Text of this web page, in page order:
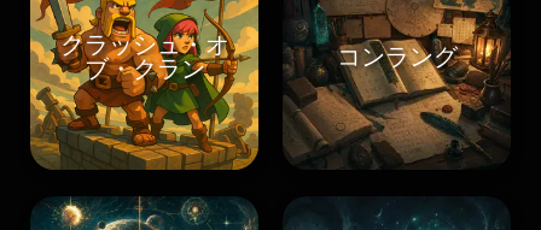
クラッシュ・オ
ブ・クラン
コンラング